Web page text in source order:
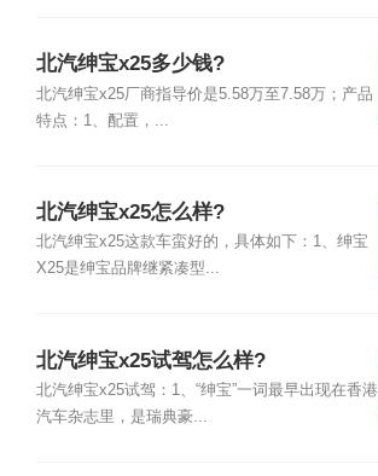
北汽绅宝x25多少钱?
北汽绅宝x25厂商指导价是5.58万至7.58万；产品
特点：1、配置，...
北汽绅宝x25怎么样?
北汽绅宝x25这款车蛮好的，具体如下：1、绅宝
X25是绅宝品牌继紧凑型...
北汽绅宝x25试驾怎么样?
北汽绅宝x25试驾：1、“绅宝”一词最早出现在香港
汽车杂志里，是瑞典豪...